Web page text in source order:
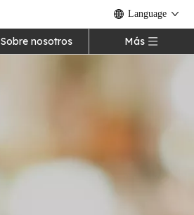
Language
Sobre nosotros Más